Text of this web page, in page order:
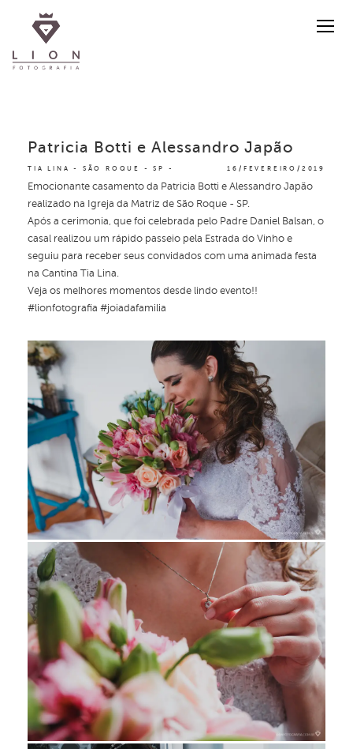
TIA LINA - SÃO ROQUE - SP 16/FEVEREIRO/2019
Patricia Botti e Alessandro Japão
Emocionante casamento da Patricia Botti e Alessandro Japão
realizado na Igreja da Matriz de São Roque - SP.
Após a cerimonia, que foi celebrada pelo Padre Daniel Balsan, o
casal realizou um rápido passeio pela Estrada do Vinho e
seguiu para receber seus convidados com uma animada festa
na Cantina Tia Lina.
Veja os melhores momentos desde lindo evento!!
#lionfotografia #joiadafamilia